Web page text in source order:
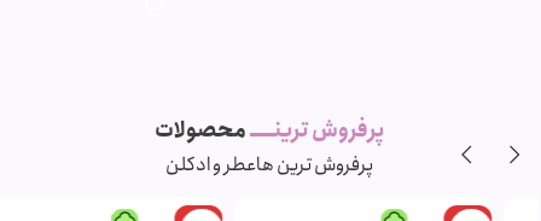
پرفروش ترینـــــمحصولات
پرفروش ترین هاعطر و ادکلن